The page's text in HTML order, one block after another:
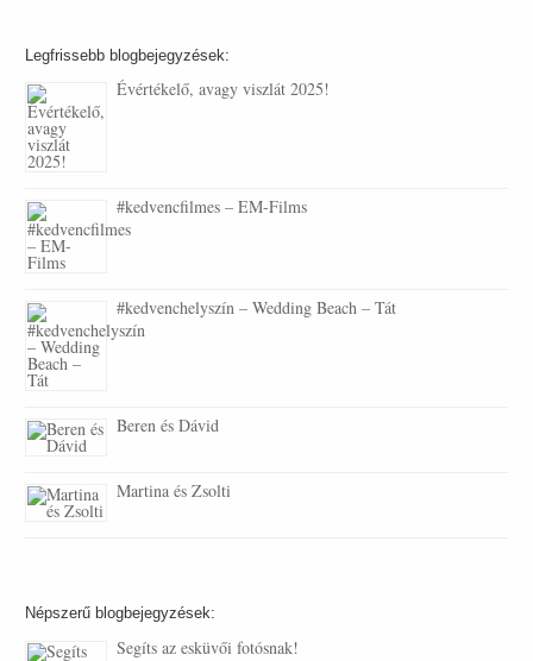
Legfrissebb blogbejegyzések:
Évértékelő, avagy viszlát 2025!
#kedvencfilmes – EM-Films
#kedvenchelyszín – Wedding Beach – Tát
Beren és Dávid
Martina és Zsolti
Népszerű blogbejegyzések:
Segíts az esküvői fotósnak!